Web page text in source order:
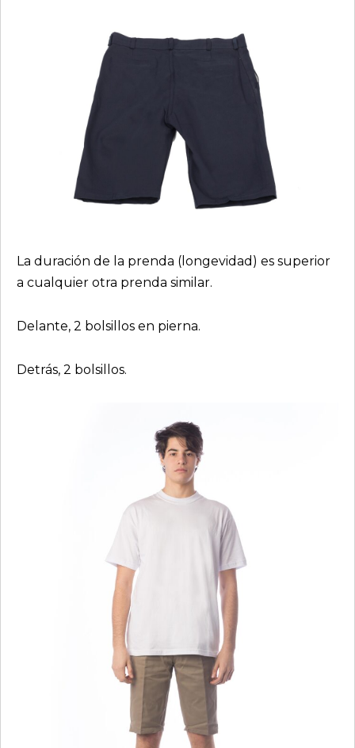
La duración de la prenda (longevidad) es superior
a cualquier otra prenda similar.
Delante, 2 bolsillos en pierna.
Detrás, 2 bolsillos.